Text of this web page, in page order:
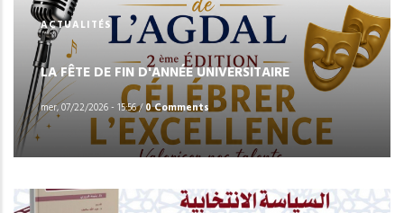
ACTUALITÉS
LA FÊTE DE FIN D'ANNÉE UNIVERSITAIRE
mer, 07/22/2026 - 15:56/0 Comments